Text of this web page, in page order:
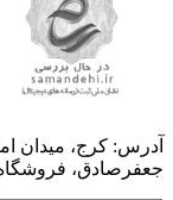
آدرس: کرج، میدان
جعفرصادق،